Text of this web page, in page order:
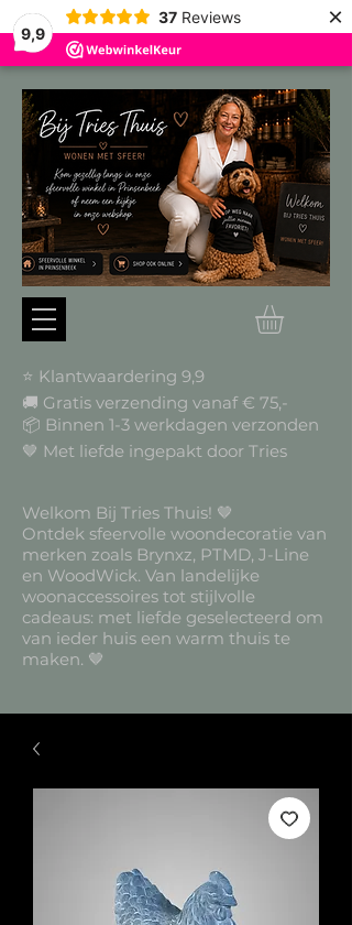
9,9
37 Reviews ×
⭐ Klantwaardering 9,9
🚚 Gratis verzending vanaf € 75,-
📦 Binnen 1-3 werkdagen verzonden
🤎 Met liefde ingepakt door Tries
Welkom Bij Tries Thuis! 🤎
Ontdek sfeervolle woondecoratie van
merken zoals Brynxz, PTMD, J-Line
en WoodWick. Van landelijke
woonaccessoires tot stijlvolle
cadeaus: met liefde geselecteerd om
van ieder huis een warm thuis te
maken. 🤎